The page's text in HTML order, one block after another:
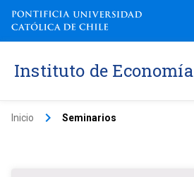
Instituto de Economía
Inicio keyboard_arrow_right Seminarios